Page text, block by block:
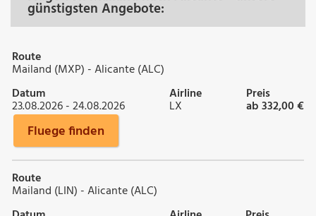
günstigsten Angebote:
Route
Mailand (MXP) - Alicante (ALC)
Datum
23.08.2026 - 24.08.2026
Airline
LX
Preis
ab 332,00 €
Fluege finden
Route
Mailand (LIN) - Alicante (ALC)